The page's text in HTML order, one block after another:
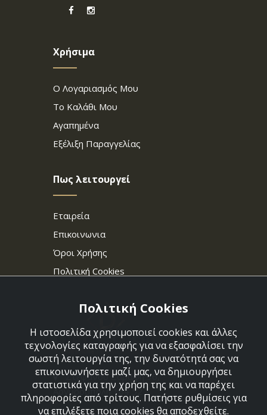
Χρήσιμα
Ο Λογαριασμός Μου
Το Καλάθι Μου
Αγαπημένα
Εξέλιξη Παραγγελίας
Πως λειτουργεί
Εταιρεία
Επικοινωνια
Όροι Χρήσης
Πολιτική Cookies
Στεφάνου Σαράφη 36,
Αργυρούπολη 164 52
Πολιτική Cookies
Η ιστοσελίδα χρησιμοποιεί cookies και άλλες
τεχνολογίες καταγραφής για να εξασφαλίσει την
σωστή λειτουργία της, την δυνατότητά σας να
επικοινωνήσετε μαζί μας, να δημιουργήσει
στατιστικά για την χρήση της και να παρέχει
πληροφορίες από τρίτους. Πατήστε ρυθμίσεις για
να επιλέξετε ποια cookies θα αποδεχθείτε.